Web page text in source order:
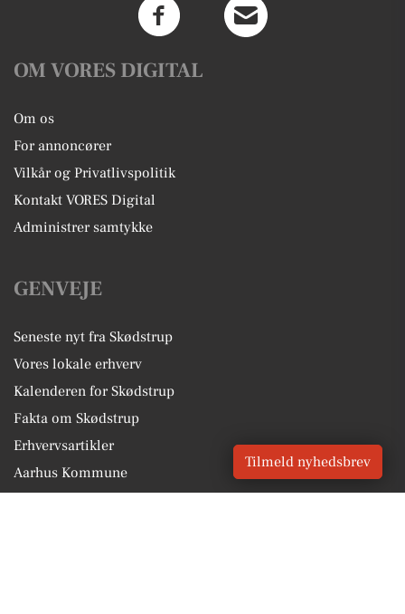
OM VORES DIGITAL
Om os
For annoncører
Vilkår og Privatlivspolitik
Kontakt VORES Digital
Administrer samtykke
GENVEJE
Seneste nyt fra Skødstrup
Vores lokale erhverv
Kalenderen for Skødstrup
Fakta om Skødstrup
Erhvervsartikler
Aarhus Kommune
Tilmeld nyhedsbrev